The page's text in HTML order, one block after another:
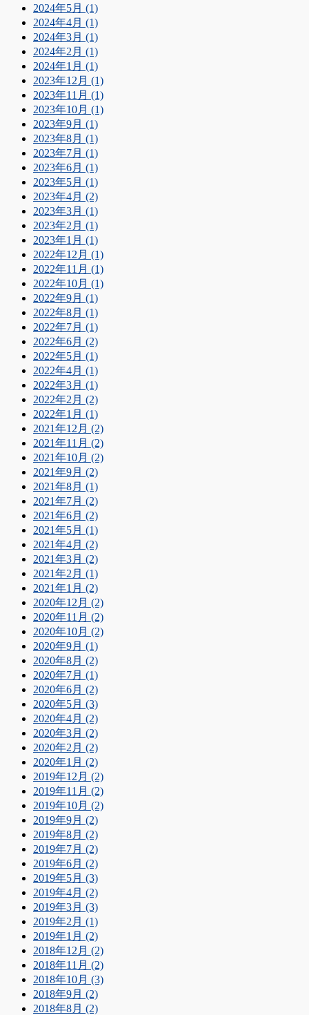
2024年5月 (1)
2024年4月 (1)
2024年3月 (1)
2024年2月 (1)
2024年1月 (1)
2023年12月 (1)
2023年11月 (1)
2023年10月 (1)
2023年9月 (1)
2023年8月 (1)
2023年7月 (1)
2023年6月 (1)
2023年5月 (1)
2023年4月 (2)
2023年3月 (1)
2023年2月 (1)
2023年1月 (1)
2022年12月 (1)
2022年11月 (1)
2022年10月 (1)
2022年9月 (1)
2022年8月 (1)
2022年7月 (1)
2022年6月 (2)
2022年5月 (1)
2022年4月 (1)
2022年3月 (1)
2022年2月 (2)
2022年1月 (1)
2021年12月 (2)
2021年11月 (2)
2021年10月 (2)
2021年9月 (2)
2021年8月 (1)
2021年7月 (2)
2021年6月 (2)
2021年5月 (1)
2021年4月 (2)
2021年3月 (2)
2021年2月 (1)
2021年1月 (2)
2020年12月 (2)
2020年11月 (2)
2020年10月 (2)
2020年9月 (1)
2020年8月 (2)
2020年7月 (1)
2020年6月 (2)
2020年5月 (3)
2020年4月 (2)
2020年3月 (2)
2020年2月 (2)
2020年1月 (2)
2019年12月 (2)
2019年11月 (2)
2019年10月 (2)
2019年9月 (2)
2019年8月 (2)
2019年7月 (2)
2019年6月 (2)
2019年5月 (3)
2019年4月 (2)
2019年3月 (3)
2019年2月 (1)
2019年1月 (2)
2018年12月 (2)
2018年11月 (2)
2018年10月 (3)
2018年9月 (2)
2018年8月 (2)